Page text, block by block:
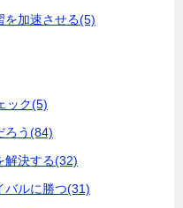
を加速させる(5)
ック(5)
ろう(84)
解決する(32)
バルに勝つ(31)